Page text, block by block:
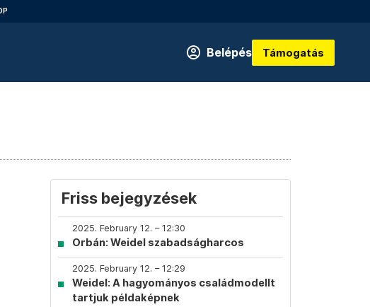
Belépés Támogatás
Friss bejegyzések
2025. February 12. – 12:30
Orbán: Weidel szabadságharcos
2025. February 12. – 12:29
Weidel: A hagyományos családmodellt
tartjuk példaképnek